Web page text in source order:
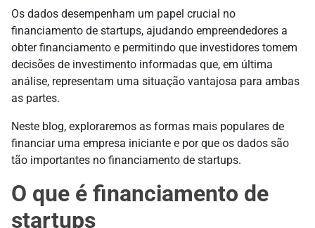
Os dados desempenham um papel crucial no
financiamento de startups, ajudando empreendedores a
obter financiamento e permitindo que investidores tomem
decisões de investimento informadas que, em última
análise, representam uma situação vantajosa para ambas
as partes.
Neste blog, exploraremos as formas mais populares de
financiar uma empresa iniciante e por que os dados são
tão importantes no financiamento de startups.
O que é financiamento de
startups